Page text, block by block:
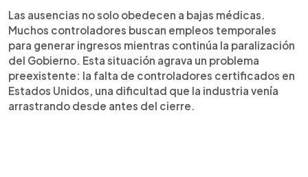
Las ausencias no solo obedecen a bajas médicas.
Muchos controladores buscan empleos temporales
para generar ingresos mientras continúa la paralización
del Gobierno. Esta situación agrava un problema
preexistente: la falta de controladores certificados en
Estados Unidos, una dificultad que la industria venía
arrastrando desde antes del cierre.